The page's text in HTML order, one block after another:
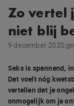
Zo vertel
niet blij
9 december 2020,
Seks is spannend,
Dat voelt nóg
vertellen dat je
onmogelijk om je